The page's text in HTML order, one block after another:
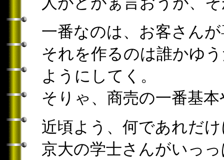
一番なのは、お客さん
それを作るのは誰かゆ
ようにしてく。
そりゃ、商売の一番基
近頃よう、何であれだ
京大の学士さんがいっ